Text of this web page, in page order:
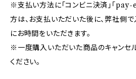
※支払い方法に「コンビニ決済」「pay-
方は、お支払いただいた後に、弊社側
にお時間をいただきます。
※一度購入いただいた商品のキャンセ
ください。